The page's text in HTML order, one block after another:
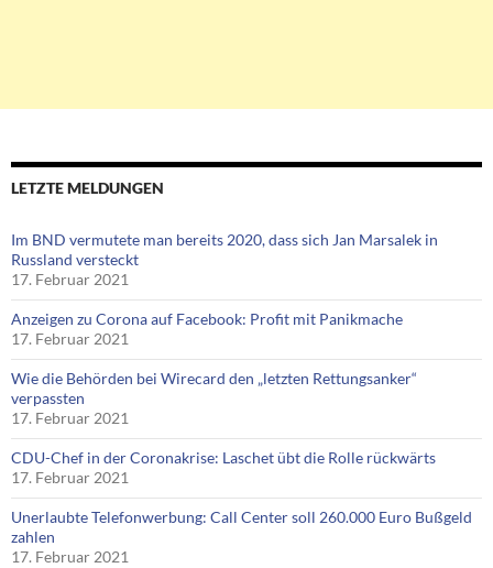
LETZTE MELDUNGEN
Im BND vermutete man bereits 2020, dass sich Jan Marsalek in
Russland versteckt
17. Februar 2021
Anzeigen zu Corona auf Facebook: Profit mit Panikmache
17. Februar 2021
Wie die Behörden bei Wirecard den „letzten Rettungsanker“
verpassten
17. Februar 2021
CDU-Chef in der Coronakrise: Laschet übt die Rolle rückwärts
17. Februar 2021
Unerlaubte Telefonwerbung: Call Center soll 260.000 Euro Bußgeld
zahlen
17. Februar 2021